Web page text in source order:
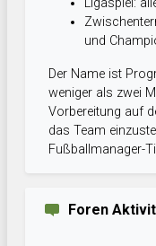
Ligaspiel:
und
Der Name ist
weniger als zwei
Vorbereitung auf
das Team
Fußballmanager-
Foren